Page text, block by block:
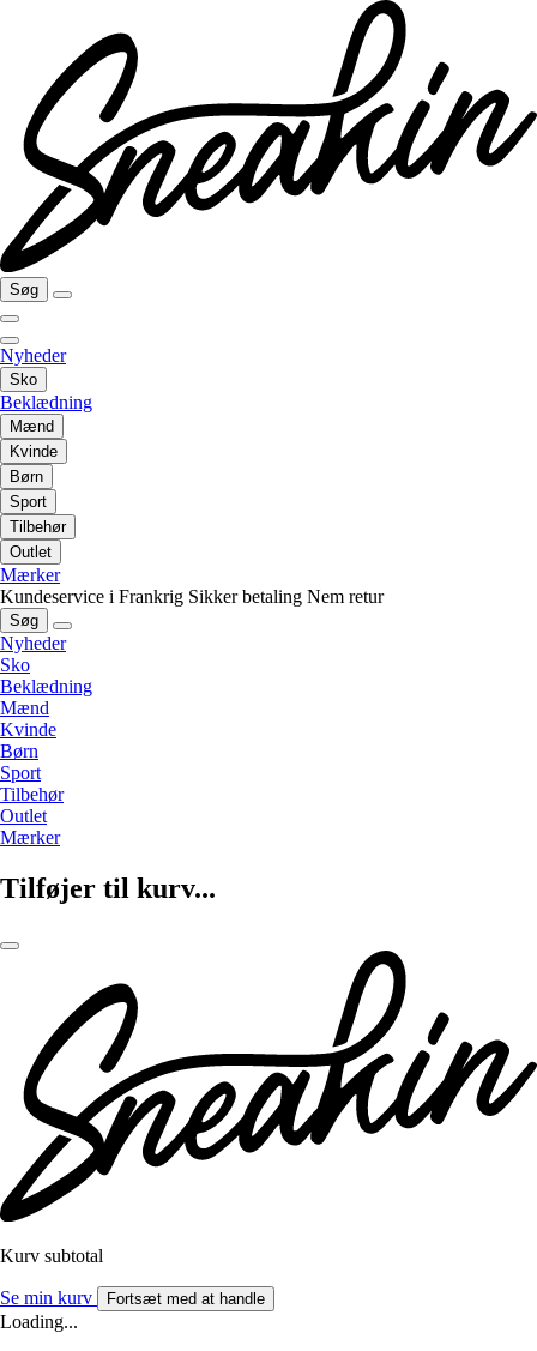
Søg
Nyheder
Sko
Beklædning
Mænd
Kvinde
Børn
Sport
Tilbehør
Outlet
Mærker
Kundeservice i Frankrig Sikker betaling Nem retur
Søg
Nyheder
Sko
Beklædning
Mænd
Kvinde
Børn
Sport
Tilbehør
Outlet
Mærker
Tilføjer til kurv...
Kurv subtotal
Se min kurv Fortsæt med at handle
Loading...